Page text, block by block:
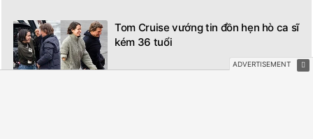
Tom Cruise vướng tin đồn hẹn hò ca sĩ
kém 36 tuổi